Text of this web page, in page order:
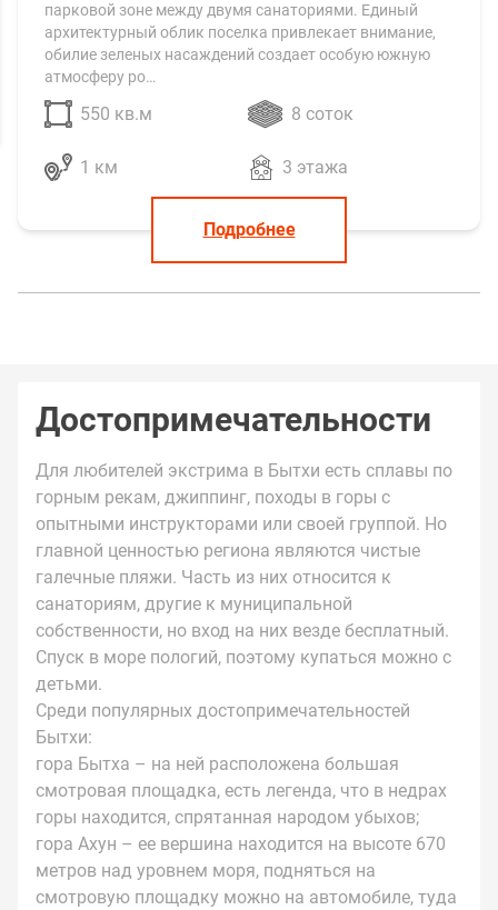
парковой зоне между двумя санаториями. Единый
архитектурный облик поселка привлекает внимание,
обилие зеленых насаждений создает особую южную
атмосферу ро…
550 кв.м 8 соток
1 км 3 этажа
Подробнее
Достопримечательности
Для любителей экстрима в Бытхи есть сплавы по
горным рекам, джиппинг, походы в горы с
опытными инструкторами или своей группой. Но
главной ценностью региона являются чистые
галечные пляжи. Часть из них относится к
санаториям, другие к муниципальной
собственности, но вход на них везде бесплатный.
Спуск в море пологий, поэтому купаться можно с
детьми.
Среди популярных достопримечательностей
Бытхи:
гора Бытха – на ней расположена большая
смотровая площадка, есть легенда, что в недрах
горы находится, спрятанная народом убыхов;
гора Ахун – ее вершина находится на высоте 670
метров над уровнем моря, подняться на
смотровую площадку можно на автомобиле, туда